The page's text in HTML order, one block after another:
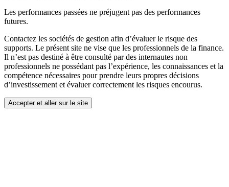
Les performances passées ne préjugent pas des performances
futures.
Contactez les sociétés de gestion afin d’évaluer le risque des
supports. Le présent site ne vise que les professionnels de la finance.
Il n’est pas destiné à être consulté par des internautes non
professionnels ne possédant pas l’expérience, les connaissances et la
compétence nécessaires pour prendre leurs propres décisions
d’investissement et évaluer correctement les risques encourus.
Accepter et aller sur le site